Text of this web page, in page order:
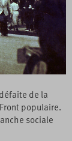
de la
populaire.
sociale